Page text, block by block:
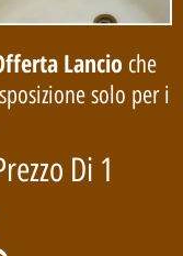
Lancio che
solo per i
Di 1